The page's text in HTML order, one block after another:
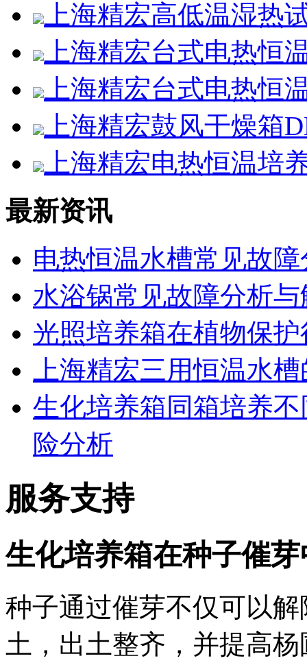
上海精宏高低温湿热
上海精宏台式电热恒
上海精宏台式电热恒
上海精宏鼓风干燥箱
上海精宏电热恒温培
最新资讯
电热恒温水槽常见故
水浴锅常见故障分析
光照培养箱在植物保
上海精宏三用恒温水
生化培养箱同箱培养
险分析
服务支持
生化培养箱在种子催
种子通过催芽不仅可以
土，出土整齐，并提高